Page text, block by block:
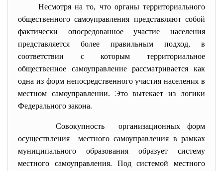
Несмотря на то, что органы территориального
общественного самоуправления представляют собой
фактически опосредованное участие населения
представляется более правильным подход, в
соответствии с которым территориальное
общественное самоуправление рассматривается как
одна из форм непосредственного участия населения в
местном самоуправлении. Это вытекает из логики
Федерального закона.
Совокупность организационных форм
осуществления местного самоуправления в рамках
муниципального образования образует систему
местного самоуправления. Под системой местного